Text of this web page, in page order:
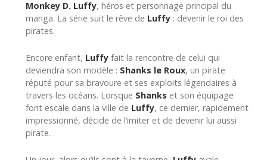
Monkey D. Luffy, héros et personnage principal du
manga. La série suit le rêve de Luffy : devenir le roi des
pirates.
Encore enfant, Luffy fait la rencontre de celui qui
deviendra son modèle : Shanks le Roux, un pirate
réputé pour sa bravoure et ses exploits légendaires à
travers les océans. Lorsque Shanks et son équipage
font escale dans la ville de Luffy, ce dernier, rapidement
impressionné, décide de l’imiter et de devenir lui aussi
pirate.